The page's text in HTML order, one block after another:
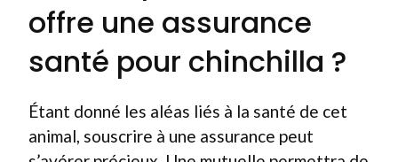
offre une assurance
santé pour chinchilla ?
Étant donné les aléas liés à la santé de cet
animal, souscrire à une assurance peut